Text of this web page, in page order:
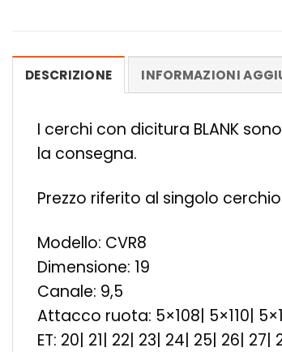
DESCRIZIONE INFORMAZIONI
I cerchi con dicitura BLANK
la consegna.
Prezzo riferito al singolo
Modello: CVR8
Dimensione: 19
Canale: 9,5
Attacco ruota: 5×108| 5×110|
ET: 20| 21| 22| 23| 24| 25| 26|